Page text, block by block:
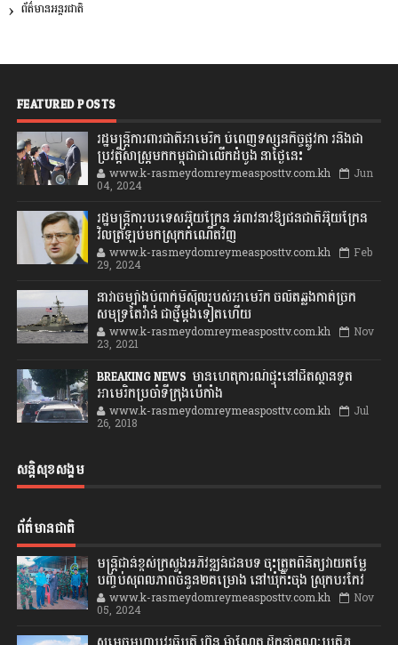
ព័ត៌មានអន្តរជាតិ
FEATURED POSTS
រដ្ឋមន្រ្តីការពារជាតិអាមេរិក បំពេញទស្សនកិច្ចផ្លូវកា រនិងជា
ប្រវត្តិសាស្រ្តមកកម្ពុជាជាលើកដំបូង នាថ្ងៃនេះ
www.k-rasmeydomreymeasposttv.com.kh Jun
04, 2024
រដ្ឋមន្ត្រីការបរទេសអ៊ុយក្រែន អំពាវនាវឱ្យជនជាតិអ៊ុយក្រែន
វិលត្រឡប់មកស្រុកកំណើតវិញ
www.k-rasmeydomreymeasposttv.com.kh Feb
29, 2024
នាវាចម្បាំងបំពាក់មីស៊ីលរបស់អាមេរិក ចល័តឆ្លងកាត់ច្រក
សមុទ្រតៃវ៉ាន់ ជាថ្មីម្តងទៀតហើយ
www.k-rasmeydomreymeasposttv.com.kh Nov
23, 2021
BREAKING NEWS: មានហេតុការណ៍ផ្ទុះនៅជិតស្ថានទូត
អាមេរិកប្រចាំទីក្រុងប៉េកាំង
www.k-rasmeydomreymeasposttv.com.kh Jul
26, 2018
សន្តិសុខសង្គម
ព័ត៌មានជាតិ
មន្ត្រីជាន់ខ្ពស់ក្រសួងអភិវឌ្ឍន៍ជនបទ ចុះត្រួតពិនិត្យវាយតម្លៃ
បញ្ចប់សុពលភាពចំនួន២គម្រោង នៅឃុំកិះចុង ស្រុកបរកែវ
www.k-rasmeydomreymeasposttv.com.kh Nov
05, 2024